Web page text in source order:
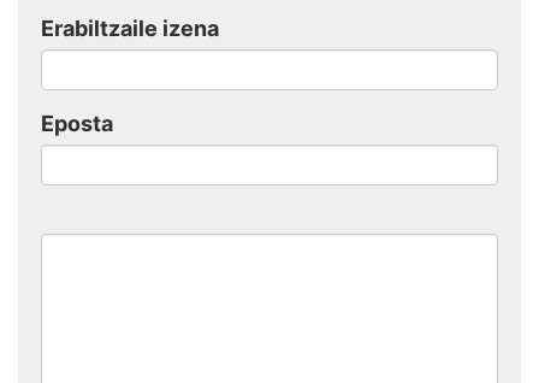
Erabiltzaile izena
Eposta